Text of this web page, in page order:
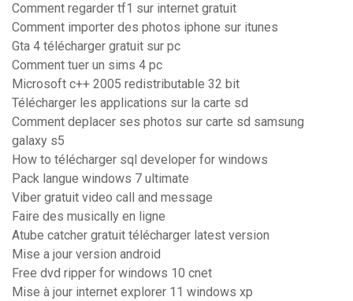
Comment regarder tf1 sur internet gratuit
Comment importer des photos iphone sur itunes
Gta 4 télécharger gratuit sur pc
Comment tuer un sims 4 pc
Microsoft c++ 2005 redistributable 32 bit
Télécharger les applications sur la carte sd
Comment deplacer ses photos sur carte sd samsung
galaxy s5
How to télécharger sql developer for windows
Pack langue windows 7 ultimate
Viber gratuit video call and message
Faire des musically en ligne
Atube catcher gratuit télécharger latest version
Mise a jour version android
Free dvd ripper for windows 10 cnet
Mise à jour internet explorer 11 windows xp